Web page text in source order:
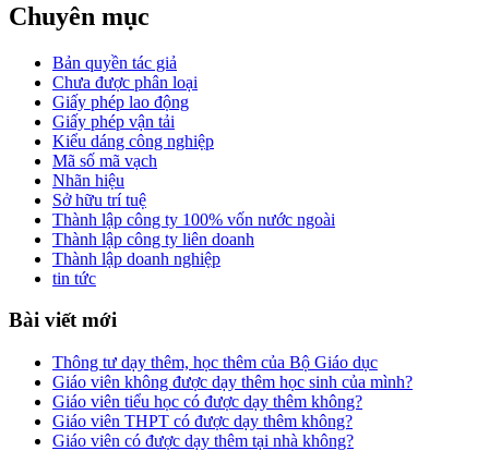
Chuyên mục
Bản quyền tác giả
Chưa được phân loại
Giấy phép lao động
Giấy phép vận tải
Kiểu dáng công nghiệp
Mã số mã vạch
Nhãn hiệu
Sở hữu trí tuệ
Thành lập công ty 100% vốn nước ngoài
Thành lập công ty liên doanh
Thành lập doanh nghiệp
tin tức
Bài viết mới
Thông tư dạy thêm, học thêm của Bộ Giáo dục
Giáo viên không được dạy thêm học sinh của mình?
Giáo viên tiểu học có được dạy thêm không?
Giáo viên THPT có được dạy thêm không?
Giáo viên có được dạy thêm tại nhà không?